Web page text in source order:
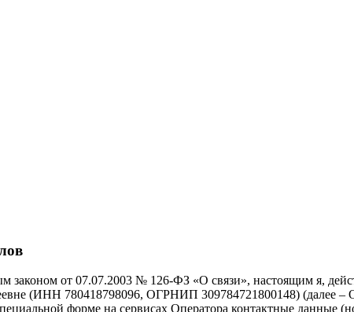
от 07.07.2003 № 126-ФЗ «О связи», настоящим я,
(ИНН 780418798096, ОГРНИП 309784721800148) (далее –
форме на сервисах Оператора контактные данные